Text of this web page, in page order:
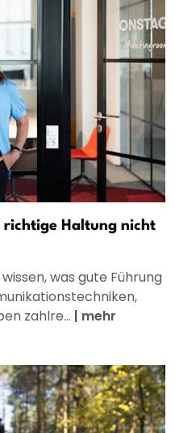
richtige Haltung nicht
was gute Führung
zahlre... | mehr